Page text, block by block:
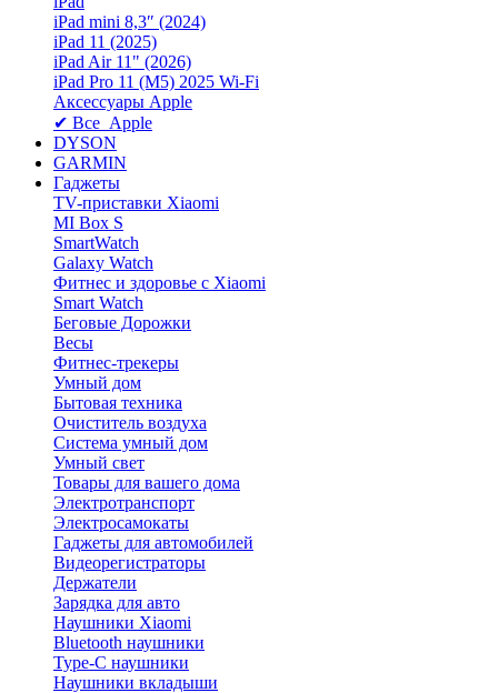
iPad mini 8,3″ (2024)
iPad 11 (2025)
iPad Air 11" (2026)
iPad Pro 11 (M5) 2025 Wi-Fi
Аксессуары Apple
✔ Все Apple
DYSON
GARMIN
Гаджеты
TV-приставки Xiaomi
MI Box S
SmartWatch
Galaxy Watch
Фитнес и здоровье с Xiaomi
Smart Watch
Беговые Дорожки
Весы
Фитнес-трекеры
Умный дом
Бытовая техника
Очиститель воздуха
Система умный дом
Умный свет
Товары для вашего дома
Электротранспорт
Электросамокаты
Гаджеты для автомобилей
Видеорегистраторы
Держатели
Зарядка для авто
Наушники Xiaomi
Bluetooth наушники
Type-C наушники
Наушники вкладыши